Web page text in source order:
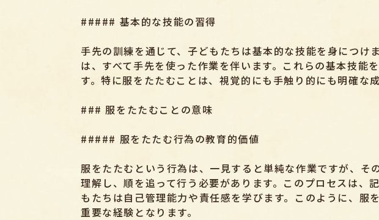
##### 基本的な技能の習得
手先の訓練を通じて、子どもたちは基本的な技能を身につ
は、すべて手先を使った作業を伴います。これらの基本技能
す。特に服をたたむことは、視覚的にも手触り的にも明確な
### 服をたたむことの意味
##### 服をたたむ行為の教育的価値
服をたたむという行為は、一見すると単純な作業ですが、そ
理解し、順を追って行う必要があります。このプロセスは、
もたちは自己管理能力や責任感を学びます。このように、
重要な経験となります。